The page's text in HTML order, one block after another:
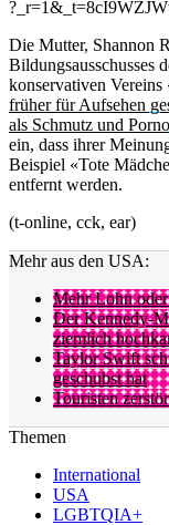
Die Mutter, Shannon
Bildungsausschusses
konservativen
früher für Aufsehen
als Schmutz und
ein, dass ihrer
Beispiel «Tote
entfernt werden.
(t-online, cck, ear)
Mehr aus den USA:
Mehr Lohn
Der Kennedy-
ziemlich
Taylor Swift
geschubst hat
Touristen
Themen
International
USA
LGBTQIA+